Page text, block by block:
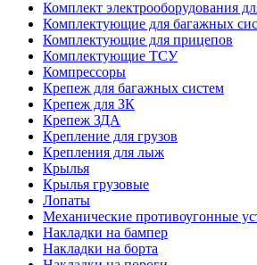
Комплект электрооборудования
Комплектующие для багажных
Комплектующие для прицепов
Комплектующие ТСУ
Компрессоры
Крепеж для багажных систем
Крепеж для ЗК
Крепеж ЗДА
Крепление для грузов
Крепления для лыж
Крылья
Крылья грузовые
Лопаты
Механические противоугонные
Накладки на бампер
Накладки на борта